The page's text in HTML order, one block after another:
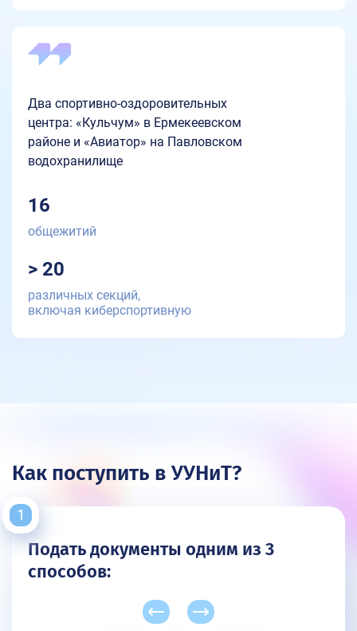
Два спортивно-оздоровительных
центра: «Кульчум» в Ермекеевском
районе и «Авиатор» на Павловском
водохранилище
16
общежитий
> 20
различных секций,
включая киберспортивную
Как поступить в УУНиТ?
Подать документы одним из 3
способов: